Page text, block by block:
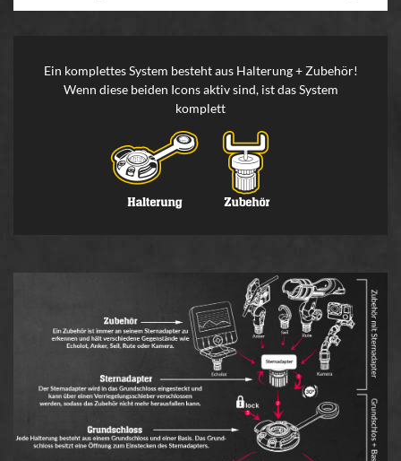
Ein komplettes System besteht aus Halterung + Zubehör!
Wenn diese beiden Icons aktiv sind, ist das System
komplett